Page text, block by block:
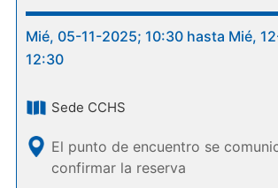
Mié, 05-11-2025; 10:30 hasta Mié,
12:30
Sede CCHS
El punto de encuentro se
confirmar la reserva